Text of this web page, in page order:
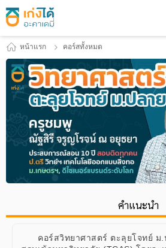
หน้าแรก คอร์สทั้งหมด
คำแนะนำ
คอร์สวิทยาศาสตร์ ตะลุยโจทย์ ม